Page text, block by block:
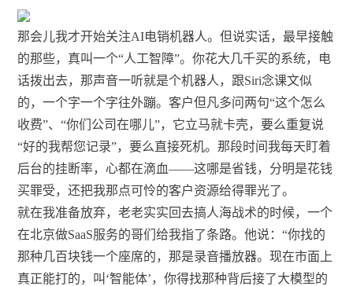
那会儿我才开始关注AI电销机器人。但说实话，最早接触
的那些，真叫一个“人工智障”。你花大几千买的系统，电
话拨出去，那声音一听就是个机器人，跟Siri念课文似
的，一个字一个字往外蹦。客户但凡多问两句“这个怎么
收费”、“你们公司在哪儿”，它立马就卡壳，要么重复说
“好的我帮您记录”，要么直接死机。那段时间我每天盯着
后台的挂断率，心都在滴血——这哪是省钱，分明是花钱
买罪受，还把我那点可怜的客户资源给得罪光了。
就在我准备放弃，老老实实回去搞人海战术的时候，一个
在北京做SaaS服务的哥们给我指了条路。他说：“你找的
那种几百块钱一个座席的，那是录音播放器。现在市面上
真正能打的，叫‘智能体’，你得找那种背后接了大模型的